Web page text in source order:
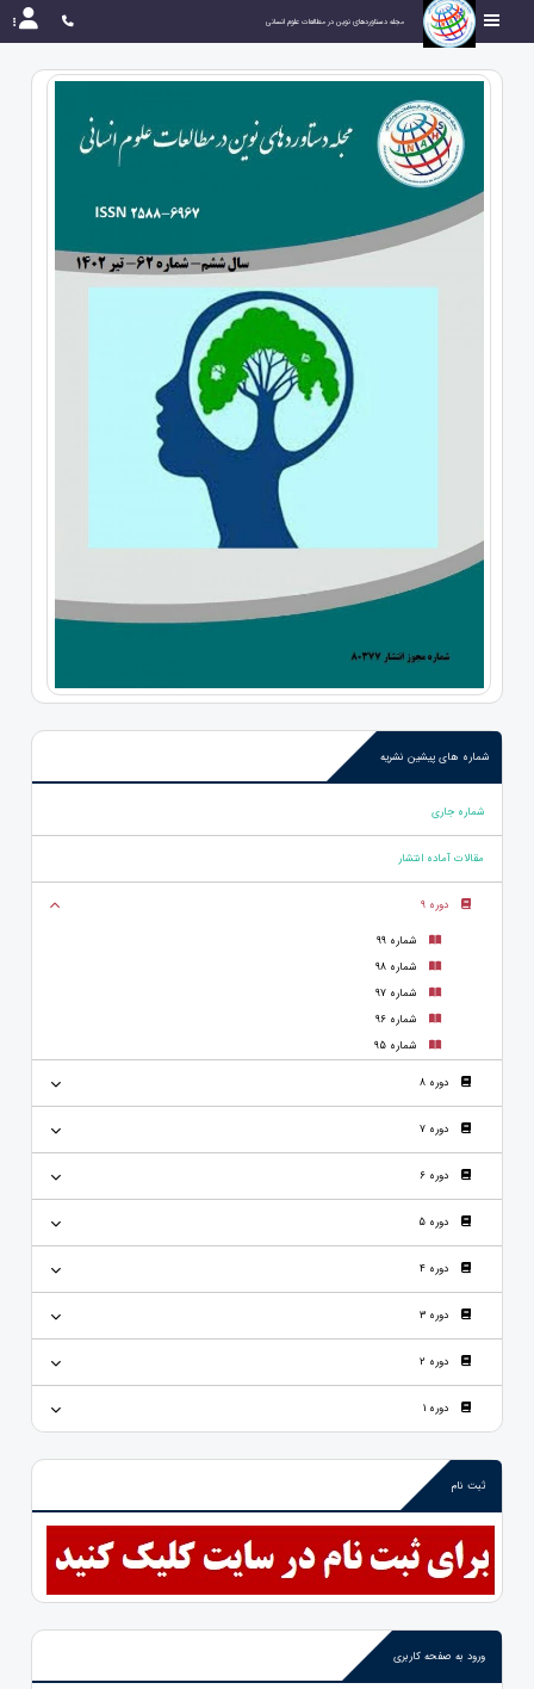
مجله دستاوردهای نوین در مطالعات علوم انسانی
شماره های پیشین نشریه
شماره جاری
مقالات آماده انتشار
دوره 9
شماره 99
شماره 98
شماره 97
شماره 96
شماره 95
دوره 8
دوره 7
دوره 6
دوره 5
دوره 4
دوره 3
دوره 2
دوره 1
ثبت نام
ورود به صفحه کاربری